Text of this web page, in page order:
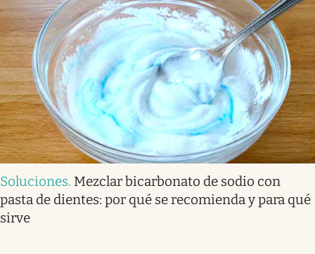
Soluciones. Mezclar bicarbonato de sodio con
pasta de dientes: por qué se recomienda y para qué
sirve